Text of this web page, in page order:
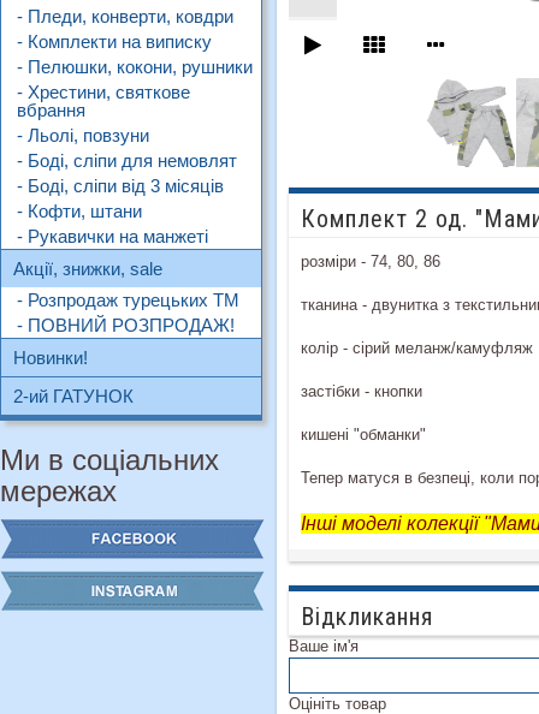
- Пледи, конверти, ковдри
- Комплекти на виписку
- Пелюшки, кокони, рушники
- Хрестини, святкове
вбрання
- Льолі, повзуни
- Боді, сліпи для немовлят
- Боді, сліпи від 3 місяців
- Кофти, штани
- Рукавички на манжеті
Акції, знижки, sale
- Розпродаж турецьких ТМ
- ПОВНИЙ РОЗПРОДАЖ!
Новинки!
2-ий ГАТУНОК
Ми в соціальних
мережах
Комплект 2 од.
розміри - 74, 80, 86
тканина - двунитка з
колір - сірий меланж/камуфляж
застібки - кнопки
кишені "обманки"
Тепер матуся в безпеці, коли
Інші моделі колекції
Відкликання
Ваше ім'я
Оцініть товар